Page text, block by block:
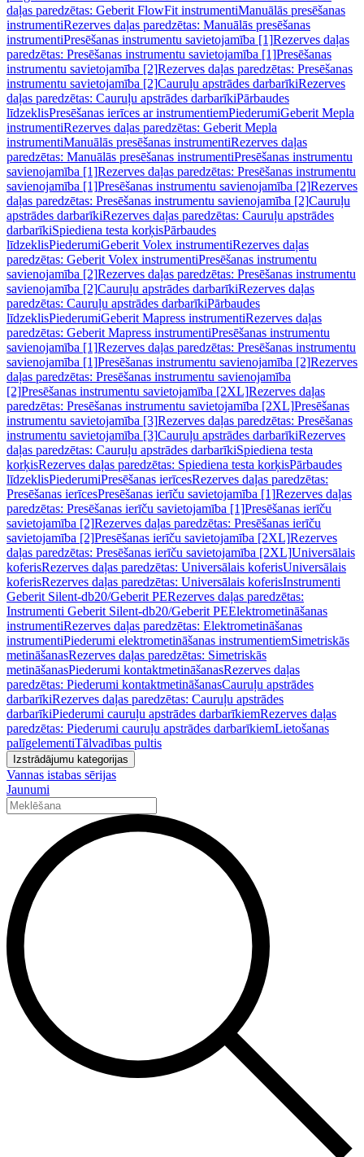
daļas paredzētas: Geberit FlowFit instrumentiManuālās presēšanas
instrumentiRezerves daļas paredzētas: Manuālās presēšanas
instrumentiPresēšanas instrumentu savietojamība [1]Rezerves daļas
paredzētas: Presēšanas instrumentu savietojamība [1]Presēšanas
instrumentu savietojamība [2]Rezerves daļas paredzētas: Presēšanas
instrumentu savietojamība [2]Cauruļu apstrādes darbarīkiRezerves
daļas paredzētas: Cauruļu apstrādes darbarīkiPārbaudes
līdzeklisPresēšanas ierīces ar instrumentiemPiederumiGeberit Mepla
instrumentiRezerves daļas paredzētas: Geberit Mepla
instrumentiManuālās presēšanas instrumentiRezerves daļas
paredzētas: Manuālās presēšanas instrumentiPresēšanas instrumentu
savienojamība [1]Rezerves daļas paredzētas: Presēšanas instrumentu
savienojamība [1]Presēšanas instrumentu savienojamība [2]Rezerves
daļas paredzētas: Presēšanas instrumentu savienojamība [2]Cauruļu
apstrādes darbarīkiRezerves daļas paredzētas: Cauruļu apstrādes
darbarīkiSpiediena testa korķisPārbaudes
līdzeklisPiederumiGeberit Volex instrumentiRezerves daļas
paredzētas: Geberit Volex instrumentiPresēšanas instrumentu
savienojamība [2]Rezerves daļas paredzētas: Presēšanas instrumentu
savienojamība [2]Cauruļu apstrādes darbarīkiRezerves daļas
paredzētas: Cauruļu apstrādes darbarīkiPārbaudes
līdzeklisPiederumiGeberit Mapress instrumentiRezerves daļas
paredzētas: Geberit Mapress instrumentiPresēšanas instrumentu
savienojamība [1]Rezerves daļas paredzētas: Presēšanas instrumentu
savienojamība [1]Presēšanas instrumentu savienojamība [2]Rezerves
daļas paredzētas: Presēšanas instrumentu savienojamība
[2]Presēšanas instrumentu savietojamība [2XL]Rezerves daļas
paredzētas: Presēšanas instrumentu savietojamība [2XL]Presēšanas
instrumentu savietojamība [3]Rezerves daļas paredzētas: Presēšanas
instrumentu savietojamība [3]Cauruļu apstrādes darbarīkiRezerves
daļas paredzētas: Cauruļu apstrādes darbarīkiSpiediena testa
korķisRezerves daļas paredzētas: Spiediena testa korķisPārbaudes
līdzeklisPiederumiPresēšanas ierīcesRezerves daļas paredzētas:
Presēšanas ierīcesPresēšanas ierīču savietojamība [1]Rezerves daļas
paredzētas: Presēšanas ierīču savietojamība [1]Presēšanas ierīču
savietojamība [2]Rezerves daļas paredzētas: Presēšanas ierīču
savietojamība [2]Presēšanas ierīču savietojamība [2XL]Rezerves
daļas paredzētas: Presēšanas ierīču savietojamība [2XL]Universālais
koferisRezerves daļas paredzētas: Universālais koferisUniversālais
koferisRezerves daļas paredzētas: Universālais koferisInstrumenti
Geberit Silent-db20/Geberit PERezerves daļas paredzētas:
Instrumenti Geberit Silent-db20/Geberit PEElektrometināšanas
instrumentiRezerves daļas paredzētas: Elektrometināšanas
instrumentiPiederumi elektrometināšanas instrumentiemSimetriskās
metināšanasRezerves daļas paredzētas: Simetriskās
metināšanasPiederumi kontaktmetināšanasRezerves daļas
paredzētas: Piederumi kontaktmetināšanasCauruļu apstrādes
darbarīkiRezerves daļas paredzētas: Cauruļu apstrādes
darbarīkiPiederumi cauruļu apstrādes darbarīkiemRezerves daļas
paredzētas: Piederumi cauruļu apstrādes darbarīkiemLietošanas
palīgelementiTālvadības pultis
Izstrādājumu kategorijas
Vannas istabas sērijas
Jaunumi